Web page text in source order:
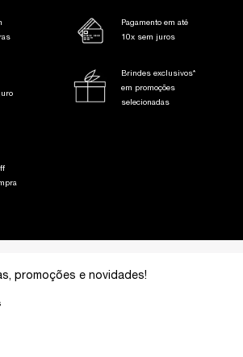
Pagamento em até
10x sem juros
Brindes exclusivos*
em promoções
selecionadas
promoções e novidades!